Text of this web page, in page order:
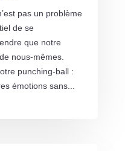
pas un problème
de se
que notre
nous-mêmes.
punching-ball :
émotions sans...